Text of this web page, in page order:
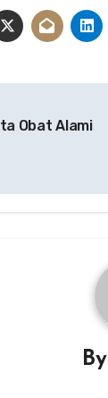
Obat Alami
By